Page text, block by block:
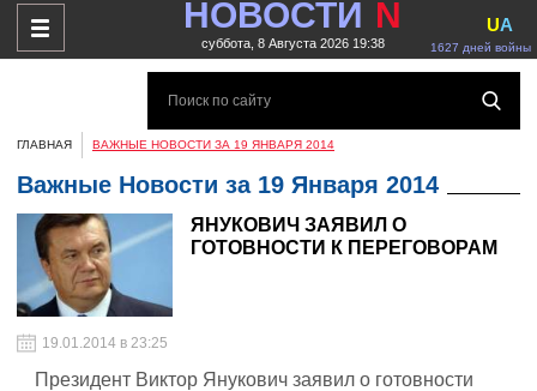
НОВОСТИ N
суббота, 8 Августа 2026 19:38 1627 дней войны
UA
ГЛАВНАЯ ВАЖНЫЕ НОВОСТИ ЗА 19 ЯНВАРЯ 2014
Важные Новости за 19 Января 2014
ЯНУКОВИЧ ЗАЯВИЛ О
ГОТОВНОСТИ К ПЕРЕГОВОРАМ
19.01.2014 в 23:25
Президент Виктор Янукович заявил о готовности